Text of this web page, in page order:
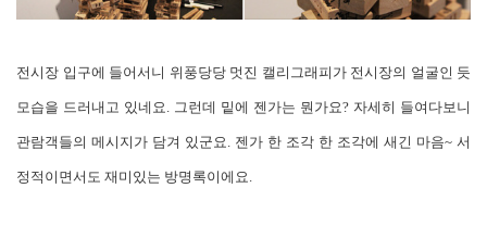
전시장 입구에 들어서니 위풍당당 멋진 캘리그래피가 전시장의 얼굴인 듯
모습을 드러내고 있네요. 그런데 밑에 젠가는 뭔가요? 자세히 들여다보니
관람객들의 메시지가 담겨 있군요. 젠가 한 조각 한 조각에 새긴 마음~ 서
정적이면서도 재미있는 방명록이에요.